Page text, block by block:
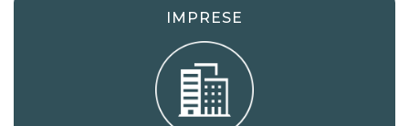
EBT) e sul cash flow in base al prezzo
politiche di incentivazione previste in
favore dei clienti B2B e delle strategie
promozionali prescelte (agenti, fiere,
siti e-commerce B2C e B2B,
IMPRESE